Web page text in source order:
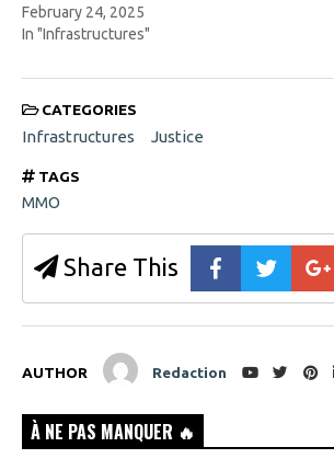
)
February 24, 2025
In "Infrastructures"
CATEGORIES
Infrastructures Justice
TAGS
MMO
Share This
AUTHOR Redaction
À NE PAS MANQUER 🔥